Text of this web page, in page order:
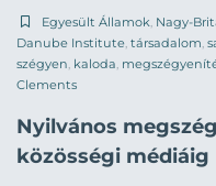
Egyesült Államok, Nagy-
Danube Institute, társadalom,
szégyen, kaloda,
Clements
Nyilvános
közösségi médiáig